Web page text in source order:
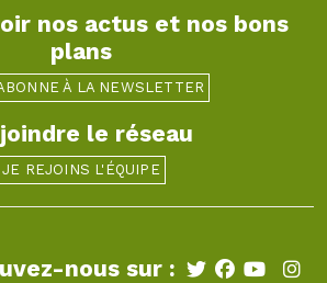
nos actus et nos bons
plans
À LA NEWSLETTER
le réseau
JE REJOINS L'ÉQUIPE
nous sur :